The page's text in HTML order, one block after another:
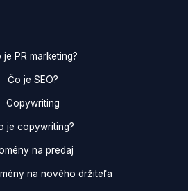
je PR marketing?
Čo je SEO?
Copywriting
je copywriting?
na predaj
na nového držiteľa